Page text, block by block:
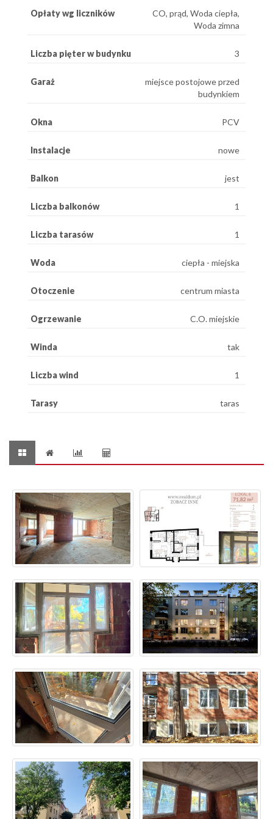
Opłaty wg liczników
CO, prąd, Woda ciepła,
Woda zimna
Liczba pięter w budynku 3
Garaż
miejsce postojowe przed
budynkiem
Okna PCV
Instalacje nowe
Balkon jest
Liczba balkonów 1
Liczba tarasów 1
Woda ciepła - miejska
Otoczenie centrum miasta
Ogrzewanie C.O. miejskie
Winda tak
Liczba wind 1
Tarasy taras